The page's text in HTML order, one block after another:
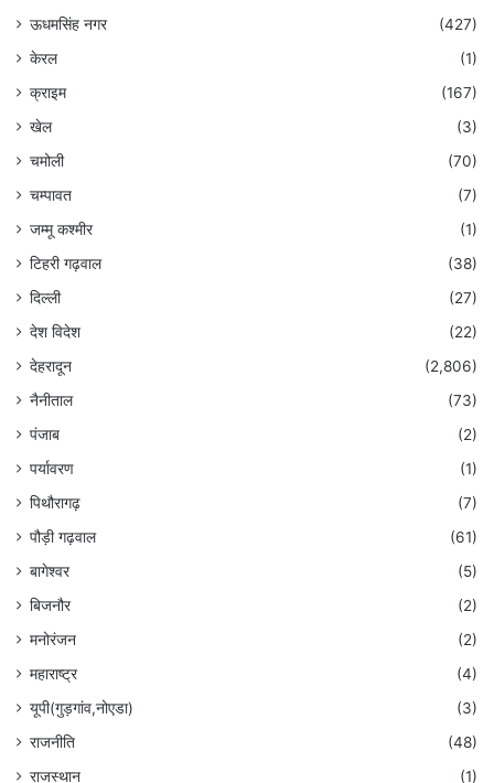
ऊधमसिंह नगर
(427)
केरल
(1)
क्राइम
(167)
खेल
(3)
चमोली
(70)
चम्पावत
(7)
जम्मू कश्मीर
(1)
टिहरी गढ़वाल
(38)
दिल्ली
(27)
देश विदेश
(22)
देहरादून
(2,806)
नैनीताल
(73)
पंजाब
(2)
पर्यावरण
(1)
पिथौरागढ़
(7)
पौड़ी गढ़वाल
(61)
बागेश्वर
(5)
बिजनौर
(2)
मनोरंजन
(2)
महाराष्ट्र
(4)
यूपी(गुड़गांव,नोएडा)
(3)
राजनीति
(48)
राजस्थान
(1)